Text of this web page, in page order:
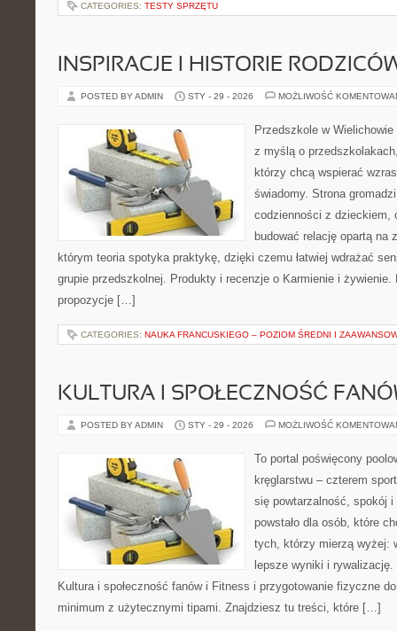
CATEGORIES: TESTY SPRZĘTU
INSPIRACJE I HISTORIE
POSTED BY ADMIN STY - 29 - 2026 MOŻLIWOŚĆ
Przedszkole w
z myślą o
którzy chcą wspierać
świadomy. Strona
codzienności z dzieckiem,
budować relację opartą na
którym teoria spotyka praktykę, dzięki czemu łatwiej wdrażać
grupie przedszkolnej. Produkty i recenzje o Karmienie i żywienie.
propozycje […]
CATEGORIES: NAUKA FRANCUSKIEGO – POZIOM ŚREDNI I
KULTURA I SPOŁECZNOŚĆ
POSTED BY ADMIN STY - 29 - 2026 MOŻLIWOŚĆ
To portal poświęcony
kręglarstwu – czterem
się powtarzalność, spokój i
powstało dla osób, które
tych, którzy mierzą wyżej:
lepsze wyniki i
Kultura i społeczność fanów i Fitness i przygotowanie fizyczne
minimum z użytecznymi tipami. Znajdziesz tu treści, które […]